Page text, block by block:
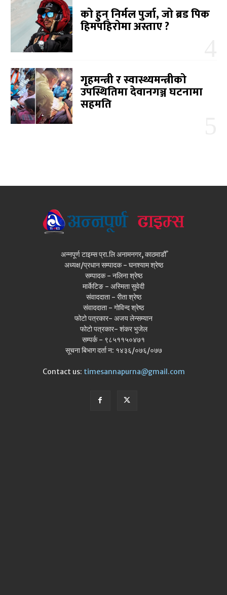
को हुन् निर्मल पुर्जा, जो ब्रड पिक
हिमपहिरोमा अस्ताए ?
गृहमन्त्री र स्वास्थ्यमन्त्रीको
उपस्थितिमा देवानगञ्ज घटनामा
सहमति
अन्नपूर्ण टाइम्स प्रा.लि अनामनगर, काठमाडौँ
अध्यक्ष/प्रधान सम्पादक - घनश्याम श्रेष्ठ
सम्पादक - नलिना श्रेष्ठ
मार्केटिङ - अस्मिता सुवेदी
संवाददाता - रीता श्रेष्ठ
संवाददाता - गोविन्द श्रेष्ठ
फोटो पत्रकार- अजय लेन्सम्यान
फोटो पत्रकार- शंकर भुजेल
सम्पर्क - ९८५११५०४७१
सूचना बिभाग दर्ता न: १४३६/०७६/०७७
Contact us: timesannapurna@gmail.com